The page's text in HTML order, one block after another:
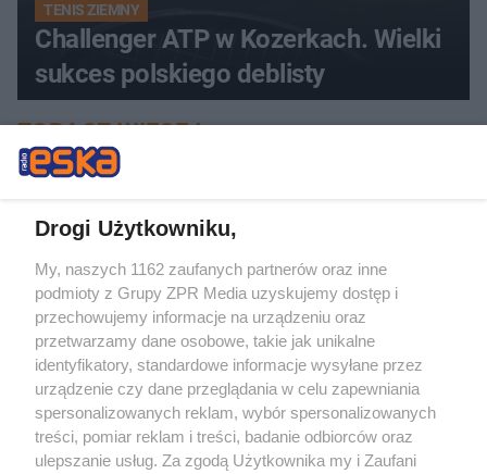
TENIS ZIEMNY
Challenger ATP w Kozerkach. Wielki
sukces polskiego deblisty
ZOBACZ WIĘCEJ
Drogi Użytkowniku,
My, naszych 1162 zaufanych partnerów oraz inne
podmioty z Grupy ZPR Media uzyskujemy dostęp i
przechowujemy informacje na urządzeniu oraz
przetwarzamy dane osobowe, takie jak unikalne
identyfikatory, standardowe informacje wysyłane przez
urządzenie czy dane przeglądania w celu zapewniania
spersonalizowanych reklam, wybór spersonalizowanych
treści, pomiar reklam i treści, badanie odbiorców oraz
ulepszanie usług. Za zgodą Użytkownika my i Zaufani